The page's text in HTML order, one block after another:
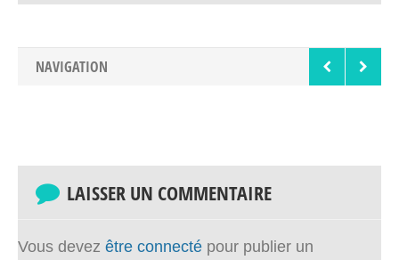
NAVIGATION
LAISSER UN COMMENTAIRE
Vous devez être connecté pour publier un